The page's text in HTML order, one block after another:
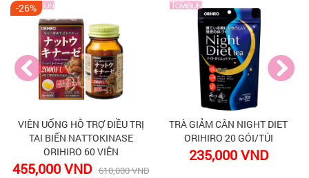
-26%
VIÊN UỐNG HỖ TRỢ ĐIỀU TRỊ
TAI BIẾN NATTOKINASE
ORIHIRO 60 VIÊN
455,000 VND 610,000 VND
TRÀ GIẢM CÂN NIGHT DIET
ORIHIRO 20 GÓI/TÚI
235,000 VND